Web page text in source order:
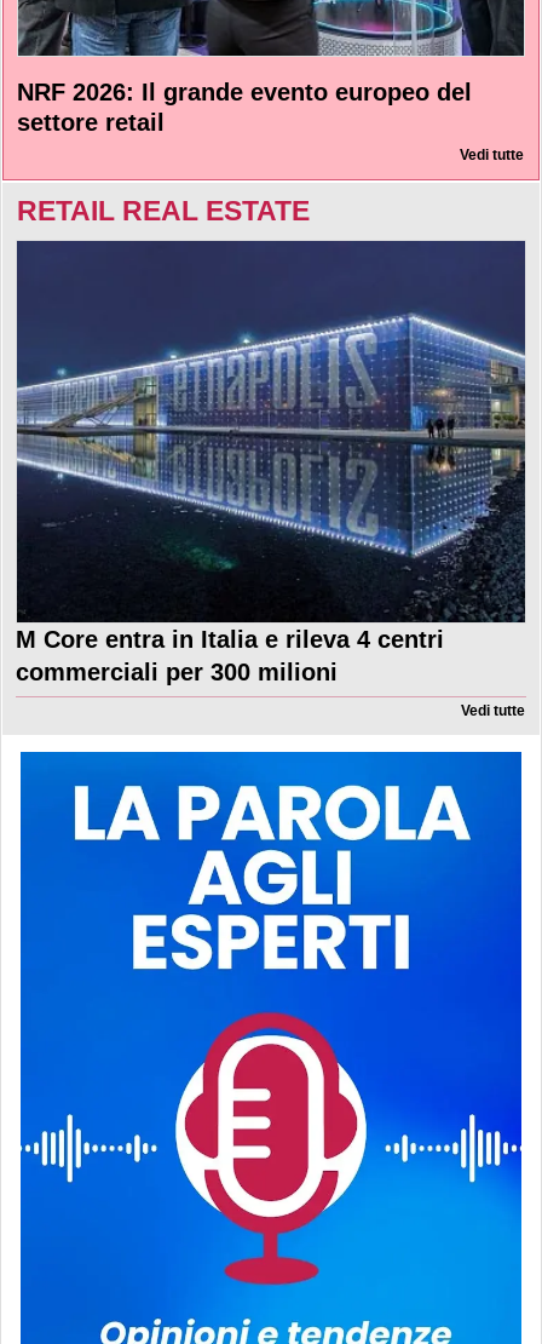
NRF 2026: Il grande evento europeo del
settore retail
Vedi tutte
RETAIL REAL ESTATE
M Core entra in Italia e rileva 4 centri
commerciali per 300 milioni
Vedi tutte